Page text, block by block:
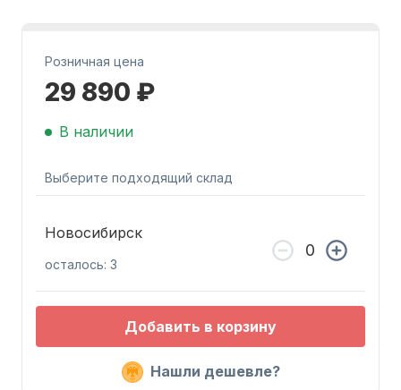
Запчасти для ПЛМ
Винты
Розничная цена
29 890 ₽
В наличии
Выберите подходящий склад
Новосибирск
осталось: 3
Добавить в корзину
Нашли дешевле?